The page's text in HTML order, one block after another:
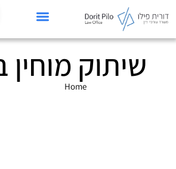
שיתוק מוחין
Home